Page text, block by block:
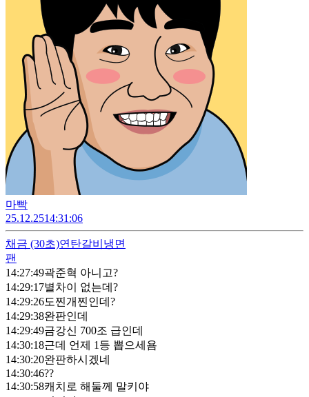
마빡
25.12.2514:31:06
채금 (30초)연탄갈비냉면
팬
14:27:49곽준혁 아니고?
14:29:17별차이 없는데?
14:29:26도찐개찐인데?
14:29:38완판인데
14:29:49금강신 700조 급인데
14:30:18근데 언제 1등 뽑으세욤
14:30:20완판하시겠네
14:30:46??
14:30:58캐치로 해둘께 말키야